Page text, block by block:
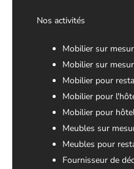
Nos activités
Mobilier sur
Mobilier sur
Mobilier pour
Mobilier pour
Mobilier pour
Meubles sur
Meubles pour
Fournisseur de